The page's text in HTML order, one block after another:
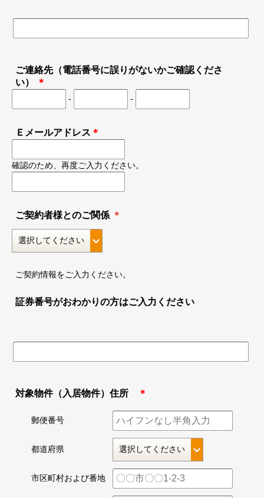
ご連絡先（電話番号に誤りがないかご確認くださ
い）
＊
- -
Ｅメールアドレス ＊
確認のため、再度ご入力ください。
ご契約者様とのご関係 ＊
ご契約情報をご入力ください。
証券番号がおわかりの方はご入力ください
対象物件（入居物件）住所 ＊
郵便番号
都道府県
市区町村および番地